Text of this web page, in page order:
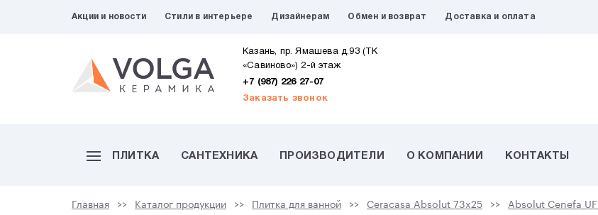
Акции и новости Стили в интерьере Дизайнерам Обмен и возврат Доставка и оплата
Казань, пр. Ямашева д.93 (ТК
«Савиново») 2-й этаж
+7 (987) 226 27-07
Заказать звонок
ПЛИТКА САНТЕХНИКА ПРОИЗВОДИТЕЛИ О КОМПАНИИ КОНТАКТЫ
Главная Каталог продукции Плитка для ванной Ceracasa Absolut 73x25 Absolut Cenefa